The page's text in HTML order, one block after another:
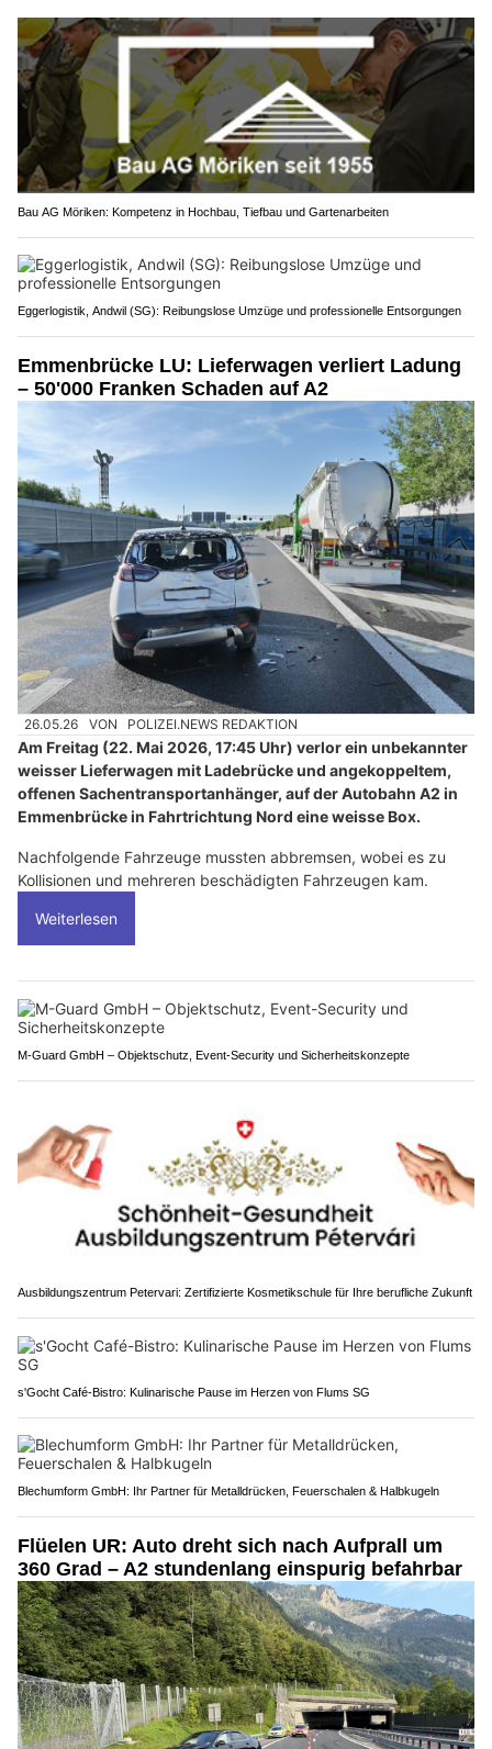
Bau AG Möriken: Kompetenz in Hochbau, Tiefbau und Gartenarbeiten
Eggerlogistik, Andwil (SG): Reibungslose Umzüge und professionelle Entsorgungen
Emmenbrücke LU: Lieferwagen verliert Ladung
– 50'000 Franken Schaden auf A2
26.05.26 VON POLIZEI.NEWS REDAKTION
Am Freitag (22. Mai 2026, 17:45 Uhr) verlor ein unbekannter
weisser Lieferwagen mit Ladebrücke und angekoppeltem,
offenen Sachentransportanhänger, auf der Autobahn A2 in
Emmenbrücke in Fahrtrichtung Nord eine weisse Box.
Nachfolgende Fahrzeuge mussten abbremsen, wobei es zu
Kollisionen und mehreren beschädigten Fahrzeugen kam.
Weiterlesen
M-Guard GmbH – Objektschutz, Event-Security und Sicherheitskonzepte
Ausbildungszentrum Petervari: Zertifizierte Kosmetikschule für Ihre berufliche Zukunft
s'Gocht Café-Bistro: Kulinarische Pause im Herzen von Flums SG
Blechumform GmbH: Ihr Partner für Metalldrücken, Feuerschalen & Halbkugeln
Flüelen UR: Auto dreht sich nach Aufprall um
360 Grad – A2 stundenlang einspurig befahrbar